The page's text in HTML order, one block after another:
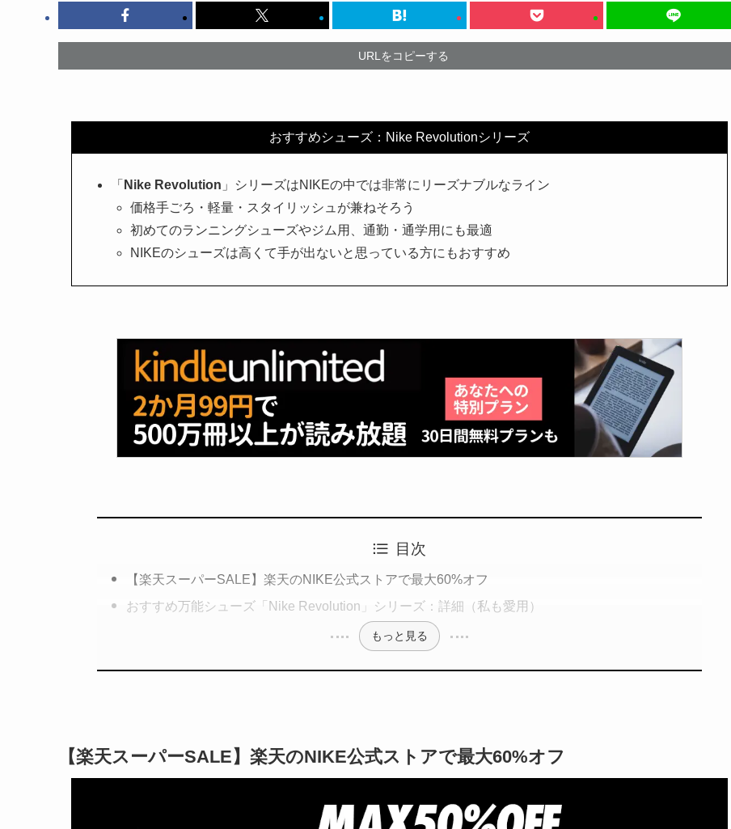
URLをコピーする
おすすめシューズ：Nike Revolutionシリーズ
「 Nike Revolution 」シリーズはNIKEの中では非常にリーズナブルなライン
価格手ごろ・軽量・スタイリッシュが兼ねそろう
初めてのランニングシューズやジム用、通勤・通学用にも最適
NIKEのシューズは高くて手が出ないと思っている方にもおすすめ
目次
【楽天スーパーSALE】楽天のNIKE公式ストアで最大60%オフ
おすすめ万能シューズ「Nike Revolution」シリーズ：詳細（私も愛用）
もっと見る
【楽天スーパーSALE】楽天のNIKE公式ストアで最大60%オフ